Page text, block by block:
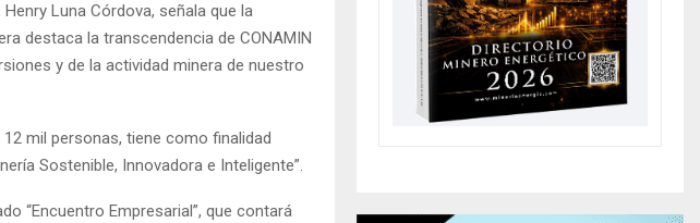
Luna Córdova, señala que la
destaca la transcendencia de CONAMIN
y de la actividad minera de nuestro
mil personas, tiene como finalidad
Sostenible, Innovadora e Inteligente”.
“Encuentro Empresarial”, que contará